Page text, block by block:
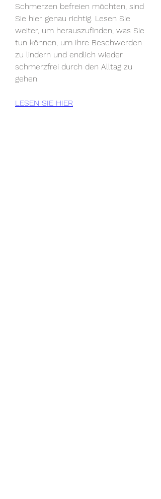
Schmerzen befreien möchten, sind
Sie hier genau richtig. Lesen Sie
weiter, um herauszufinden, was Sie
tun können, um Ihre Beschwerden
zu lindern und endlich wieder
schmerzfrei durch den Alltag zu
gehen.
LESEN SIE HIER